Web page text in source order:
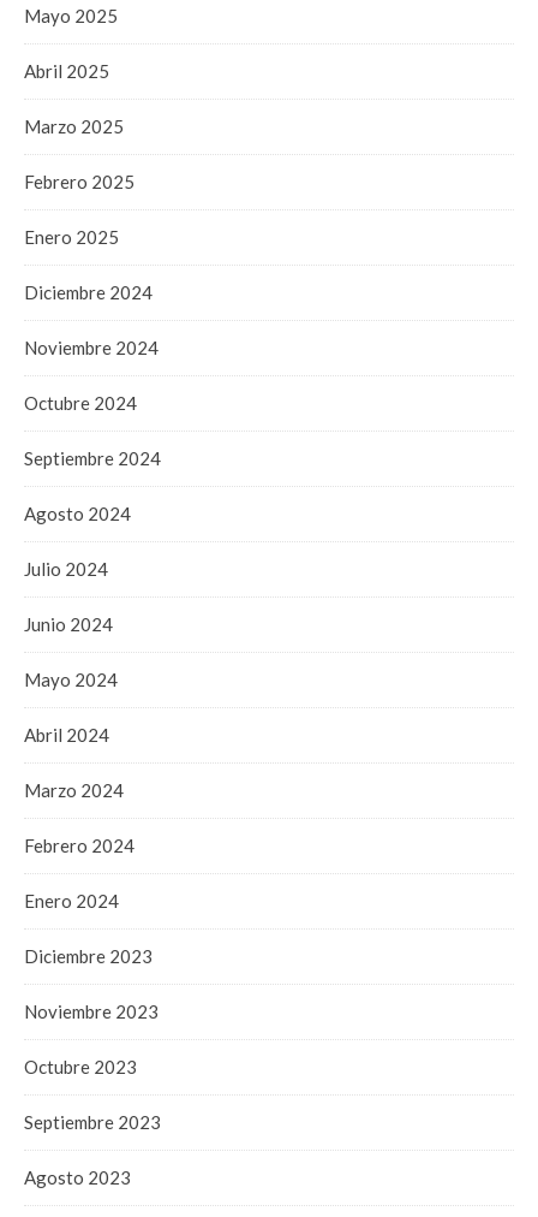
Mayo 2025
Abril 2025
Marzo 2025
Febrero 2025
Enero 2025
Diciembre 2024
Noviembre 2024
Octubre 2024
Septiembre 2024
Agosto 2024
Julio 2024
Junio 2024
Mayo 2024
Abril 2024
Marzo 2024
Febrero 2024
Enero 2024
Diciembre 2023
Noviembre 2023
Octubre 2023
Septiembre 2023
Agosto 2023